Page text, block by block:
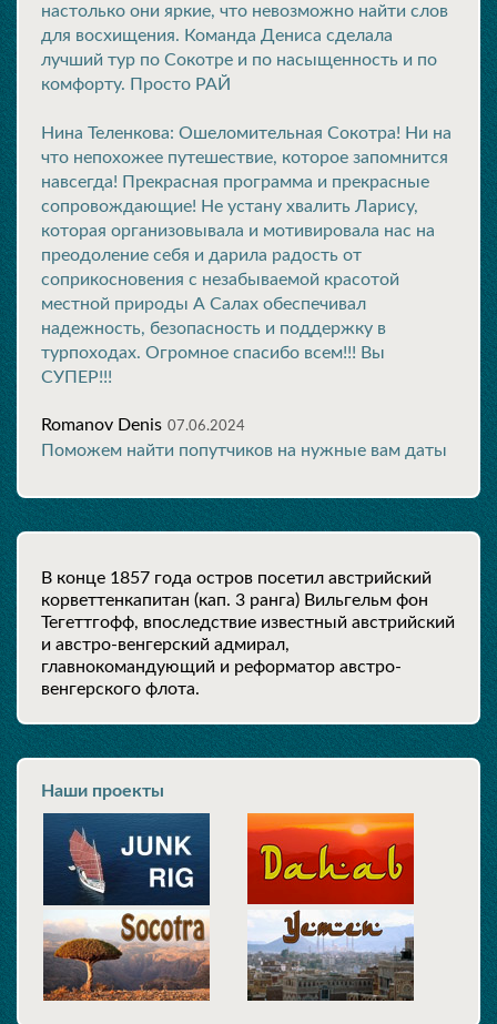
настолько они яркие, что невозможно найти слов
для восхищения. Команда Дениса сделала
лучший тур по Сокотре и по насыщенность и по
комфорту. Просто РАЙ
Нина Теленкова: Ошеломительная Сокотра! Ни на
что непохожее путешествие, которое запомнится
навсегда! Прекрасная программа и прекрасные
сопровождающие! Не устану хвалить Ларису,
которая организовывала и мотивировала нас на
преодоление себя и дарила радость от
соприкосновения с незабываемой красотой
местной природы А Салах обеспечивал
надежность, безопасность и поддержку в
турпоходах. Огромное спасибо всем!!! Вы
СУПЕР!!!
Romanov Denis 07.06.2024
Поможем найти попутчиков на нужные вам даты
В конце 1857 года остров посетил австрийский
корветтенкапитан (кап. 3 ранга) Вильгельм фон
Тегеттгофф, впоследствие известный австрийский
и австро-венгерский адмирал,
главнокомандующий и реформатор австро-
венгерского флота.
Наши проекты